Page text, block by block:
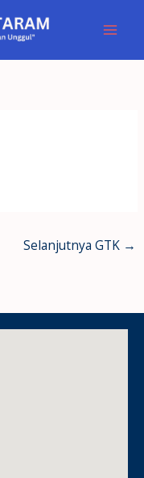
Selanjutnya GTK →